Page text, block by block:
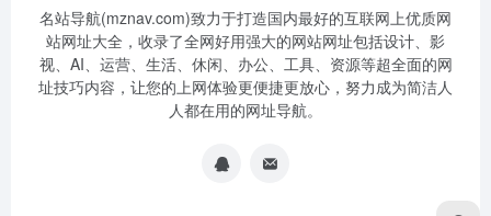
名站导航(mznav.com)致力于打造国内最好的互联网上优质网
站网址大全，收录了全网好用强大的网站网址包括设计、影
视、AI、运营、生活、休闲、办公、工具、资源等超全面的网
址技巧内容，让您的上网体验更便捷更放心，努力成为简洁人
人都在用的网址导航。